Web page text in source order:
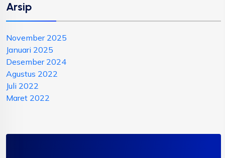
Arsip
November 2025
Januari 2025
Desember 2024
Agustus 2022
Juli 2022
Maret 2022